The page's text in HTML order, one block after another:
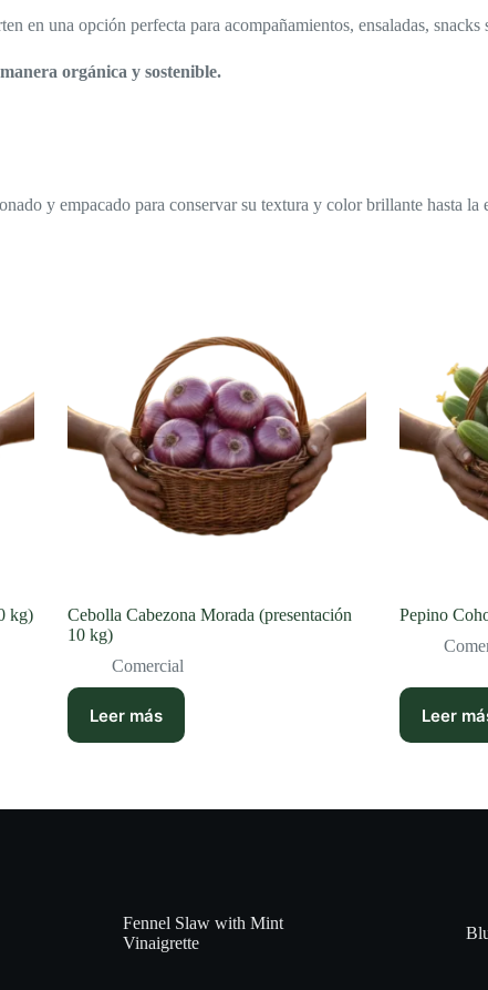
en una opción perfecta para acompañamientos, ensaladas,
orgánica y sostenible.
y empacado para conservar su textura y color brillante hasta la
kg)
Cebolla Cabezona Morada (presentación
10 kg)
Comercial
Leer más
Pepino
Leer
Fennel Slaw with Mint
Vinaigrette